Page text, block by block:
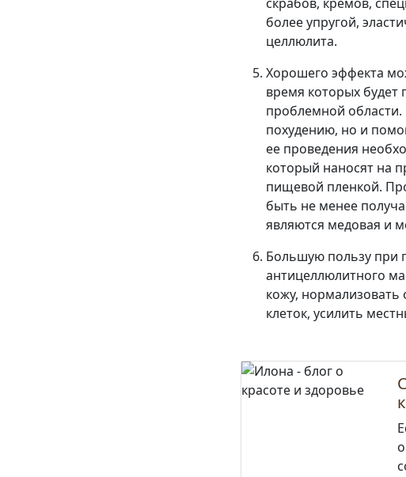
более упругой,
целлюлита.
Хорошего эффекта
время которых будет
проблемной области.
похудению, но и
ее проведения
который наносят на
пищевой пленкой.
быть не менее
являются медовая и
Большую пользу при
антицеллюлитного
кожу, нормализовать
клеток, усилить